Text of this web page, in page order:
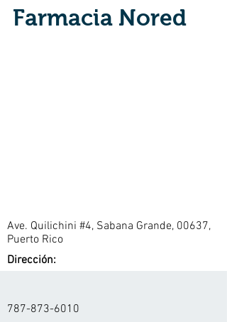
Farmacia Nored
Ave. Quilichini #4, Sabana Grande, 00637,
Puerto Rico
Dirección:
787-873-6010